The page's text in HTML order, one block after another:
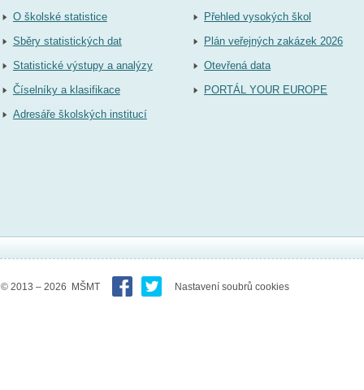
O školské statistice
Sběry statistických dat
Statistické výstupy a analýzy
Číselníky a klasifikace
Adresáře školských institucí
Přehled vysokých škol
Plán veřejných zakázek 2026
Otevřená data
PORTÁL YOUR EUROPE
© 2013 – 2026 MŠMT Nastavení soubrů cookies